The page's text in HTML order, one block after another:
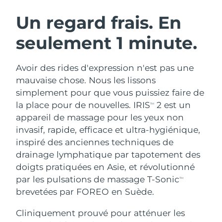
Un regard frais. En
seulement 1 minute.
Avoir des rides d'expression n'est pas une
mauvaise chose. Nous les lissons
simplement pour que vous puissiez faire de
la place pour de nouvelles. IRISTM
2 est un
appareil de massage pour les yeux non
invasif, rapide, efficace et ultra-hygiénique,
inspiré des anciennes techniques de
drainage lymphatique par tapotement des
doigts pratiquées en Asie, et révolutionné
par les pulsations de massage T-SonicTM
brevetées par FOREO en Suède.
Cliniquement prouvé pour atténuer les
LUNA™ 4 coffret
Anti-aging massage
LUNA™ 4 Plus
Massage, LED heating
LUNA™ 4 Men
For men, anti-aging massage
BEAR™ 2 coffret
Microcurrent toning
BEAR™ 2 go
Microcurrent toning on-the-go
BEAR™ 2 eyes & lips
Microcurrent line smoothing device
Hydratation
UFO™ 3 coffret
Deep facial hydration
UFO™ 3 LED
Near-infrared and red light therapy
Soin bucco-dentaire
issa™ 4
Hybrid silicone sonic toothbrush
issa™ 4 plus
Smart hybrid silicone sonic toothbrush
FAQ™ TRAITEMENT ANTI-ÂGE
NEW
Autriche Livraison estimée
Bahreïn Livraison estimée8/9/26
Belgique
Bermudes Livraison estimée
Bosnie-Herzégovine Livraison estimée8/11/26
Brunei Livraison estimée8/13/26
Bulgarie Livraison estimée 8/8/26
Canada Livraison estimée8/12/26